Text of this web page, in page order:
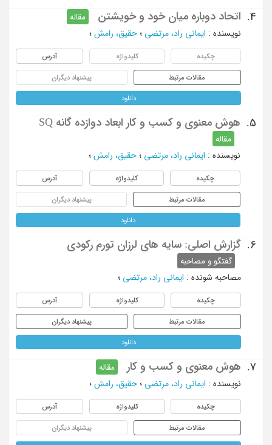
4. اتحاد دوباره میان خود و خویشتن
مقاله
نویسنده : ایمانی راد، مرتضی ؛ حقیق، رامش ؛
چکیده کلیدواژه آدرس
مقالات مرتبط پیشنهاد دیگران
دانلود
5. هوش معنوی و کسب و کار ابعاد دوازده گانه SQ
مقاله
نویسنده : ایمانی راد، مرتضی ؛ حقیق، رامش ؛
چکیده کلیدواژه آدرس
مقالات مرتبط پیشنهاد دیگران
دانلود
6. گزارش اصلی: سایه های لرزان تورم رکودی
گفتگو و مصاحبه
مصاحبه شونده : ایمانی راد، مرتضی ؛
چکیده کلیدواژه آدرس
مقالات مرتبط پیشنهاد دیگران
دانلود
7. هوش معنوی و کسب و کار
مقاله
نویسنده : ایمانی راد، مرتضی ؛ حقیق، رامش ؛
چکیده کلیدواژه آدرس
مقالات مرتبط پیشنهاد دیگران